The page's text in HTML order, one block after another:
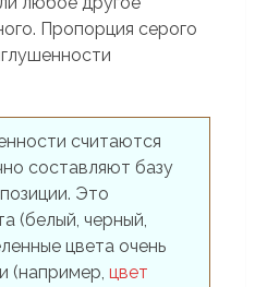
Пропорция серого
считаются
составляют базу
Это
(белый, черный,
цвета очень
(например,цвет